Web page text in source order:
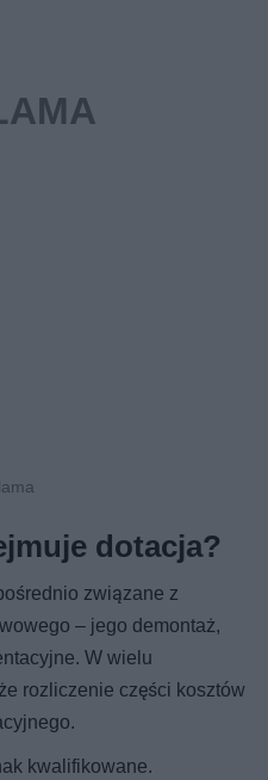
dotacja?
związane z
– jego demontaż,
W wielu
rozliczenie części kosztów
kwalifikowane.